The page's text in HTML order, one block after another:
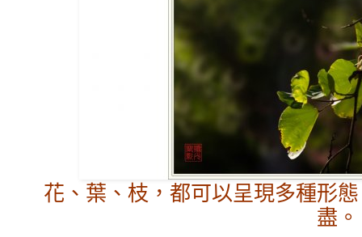
花、葉、枝，都可以呈現多種形
盡。